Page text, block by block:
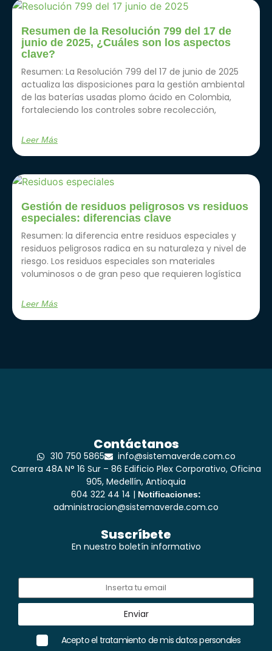
Resumen de la Resolución 799 del 17 de
junio de 2025, ¿Cuáles son los aspectos
clave?
Resumen: La Resolución 799 del 17 de junio de 2025
actualiza las disposiciones para la gestión ambiental
de las baterías usadas plomo ácido en Colombia,
fortaleciendo los controles sobre recolección,
Leer Más
Gestión de residuos peligrosos vs residuos
especiales: diferencias clave
Resumen: la diferencia entre residuos especiales y
residuos peligrosos radica en su naturaleza y nivel de
riesgo. Los residuos especiales son materiales
voluminosos o de gran peso que requieren logística
Leer Más
Contáctanos
310 750 5865
info@sistemaverde.com.co
Carrera 48A N° 16 Sur – 86 Edificio Plex Corporativo, Oficina
905, Medellín, Antioquia
604 322 44 14 | Notificaciones:
administracion@sistemaverde.com.co
Suscríbete
En nuestro boletín informativo
Acepto el tratamiento de mis datos personales